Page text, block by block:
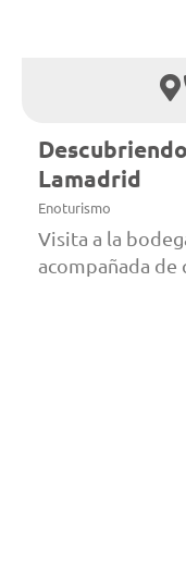
Lamadrid
Enoturismo
Visita a la
acompañada de